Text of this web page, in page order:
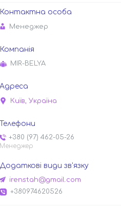
Менеджер
MIR-BELYA
Київ, Україна
+380 (97) 462-05-26
Менеджер
irenstah@gmail.com
+380974620526